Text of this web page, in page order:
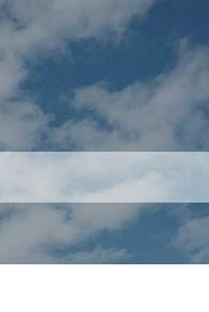
KARRIERE